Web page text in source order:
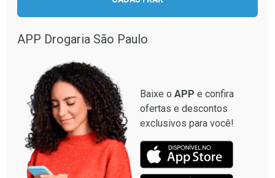
Comprar sem Desconto
Comprar sem Desconto
APP Drogaria São Paulo
Baixe o APP e confira
ofertas e descontos
exclusivos para você!